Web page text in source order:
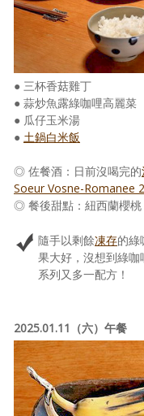
● 三杯香菇雞丁
● 蒜炒魚露綠咖哩高麗菜
● 瓜仔玉米湯
● 土鍋白米飯
◎ 佐餐酒：日前沒喝完的
Soeur Vosne-Romanee
◎ 餐後甜點：紐西蘭櫻桃
隨手以剩餘凍存的綠
果大好，沒想到綠
系列又多一配方！
2025.01.11（六）午餐